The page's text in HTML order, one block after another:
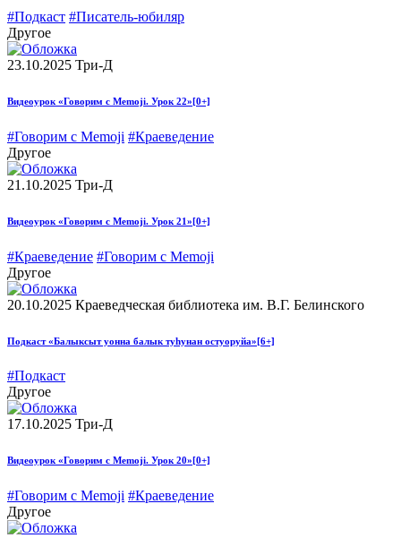
#Подкаст #Писатель-юбиляр
Другое
23.10.2025 Три-Д
Видеоурок «Говорим с Memoji. Урок 22»[0+]
#Говорим с Memoji #Краеведение
Другое
21.10.2025 Три-Д
Видеоурок «Говорим с Memoji. Урок 21»[0+]
#Краеведение #Говорим с Memoji
Другое
20.10.2025 Краеведческая библиотека им. В.Г. Белинского
Подкаст «Балыксыт уонна балык туһунан остуоруйа»[6+]
#Подкаст
Другое
17.10.2025 Три-Д
Видеоурок «Говорим с Memoji. Урок 20» [0+]
#Говорим с Memoji #Краеведение
Другое